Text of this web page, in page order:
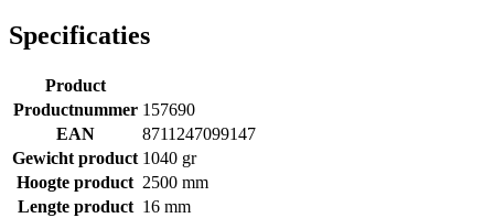
Specificaties
Product
Productnummer 157690
EAN
8711247099147
Gewicht product 1040 gr
Hoogte product 2500 mm
Lengte product 16 mm